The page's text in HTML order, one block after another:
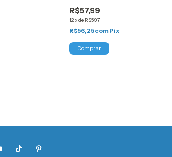
R$57,99
12xde R$5,97
R$56,25 com Pix
Comprar